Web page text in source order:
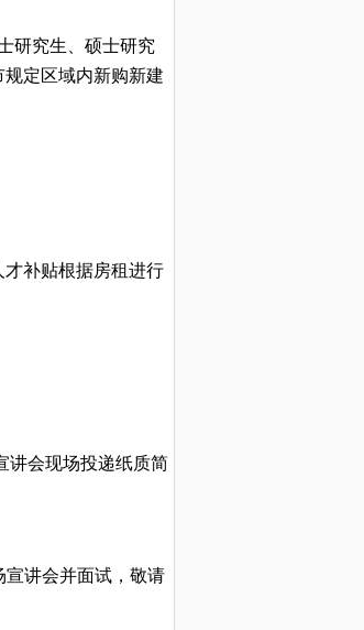
研究生、硕士研究
定区域内新购新建
补贴根据房租进行
讲会现场投递纸质简
宣讲会并面试，敬请